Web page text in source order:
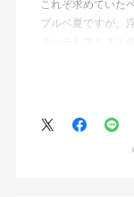
これぞ求めていた
ブルベ夏ですが、
PK850に次いで2